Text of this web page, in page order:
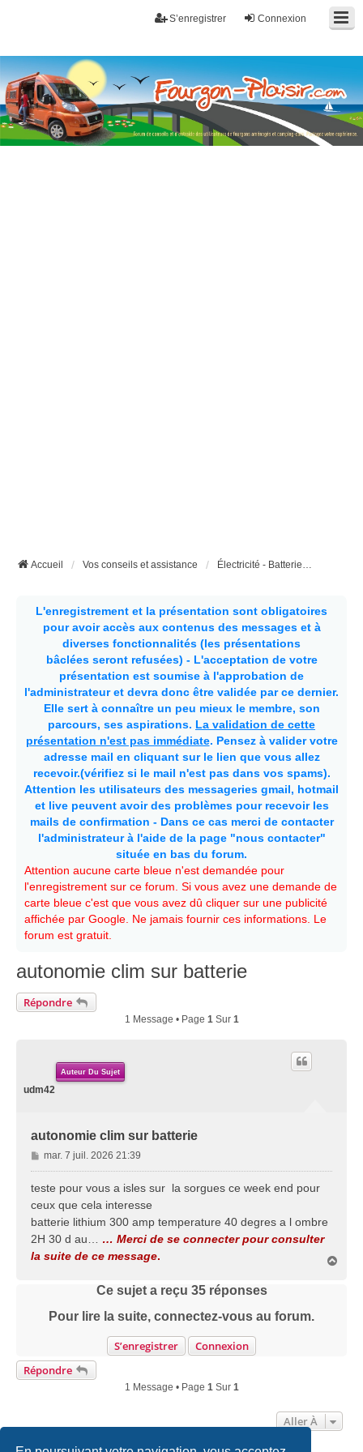
Connexion
S’enregistrer
Fourgon-plaisir.com
Forum de conseils et d'entraide des utilisateurs de fourgons, fourgons
aménagés, vans et de camping-car. Partagez votre expérience.
Accueil Vos conseils et assistance Électricité - Batteries - Panneaux solaires etc...
L'enregistrement et la présentation sont obligatoires
pour avoir accès aux contenus des messages et à
diverses fonctionnalités (les présentations
bâclées seront refusées) - L'acceptation de votre
présentation est soumise à l'approbation de
l'administrateur et devra donc être validée par ce dernier.
Elle sert à connaître un peu mieux le membre, son
parcours, ses aspirations. La validation de cette
présentation n'est pas immédiate. Pensez à valider votre
adresse mail en cliquant sur le lien que vous allez
recevoir.(vérifiez si le mail n'est pas dans vos spams).
Attention les utilisateurs des messageries gmail, hotmail
et live peuvent avoir des problèmes pour recevoir les
mails de confirmation - Dans ce cas merci de contacter
l'administrateur à l'aide de la page "nous contacter"
située en bas du forum.
Attention aucune carte bleue n'est demandée pour
l'enregistrement sur ce forum. Si vous avez une demande de
carte bleue c'est que vous avez dû cliquer sur une publicité
affichée par Google. Ne jamais fournir ces informations. Le
forum est gratuit.
autonomie clim sur batterie
Répondre
1 Message • Page 1Sur 1
Auteur Du Sujet
udm42
autonomie clim sur batterie
M
e
a
g
e
mar. 7 juil. 2026 21:39
teste pour vous a isles sur la sorgues ce week end pour
ceux que cela interesse
batterie lithium 300 amp temperature 40 degres a l ombre
2H 30 d au…
… Merci de se connecter pour consulter
la suite de ce message.
Ce sujet a reçu 35réponses
Pour lire la suite, connectez-vous au forum.
S’enregistrer
Connexion
Répondre
1 Message • Page 1 Sur 1
Aller À